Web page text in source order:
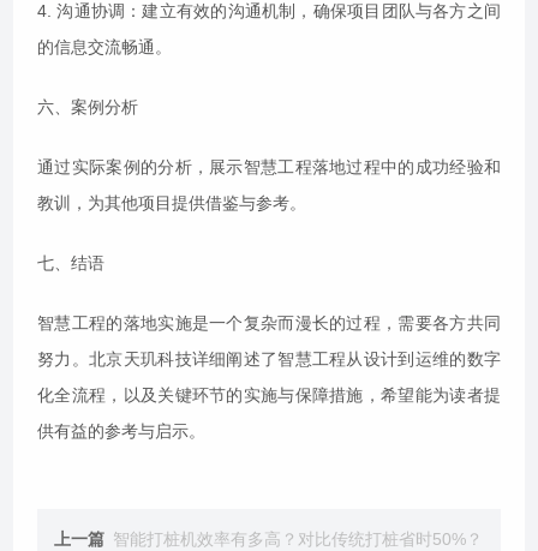
4. 沟通协调：建立有效的沟通机制，确保项目团队与各方之间
的信息交流畅通。
六、案例分析
通过实际案例的分析，展示智慧工程落地过程中的成功经验和
教训，为其他项目提供借鉴与参考。
七、结语
智慧工程的落地实施是一个复杂而漫长的过程，需要各方共同
努力。北京天玑科技详细阐述了智慧工程从设计到运维的数字
化全流程，以及关键环节的实施与保障措施，希望能为读者提
供有益的参考与启示。
上一篇 智能打桩机效率有多高？对比传统打桩省时50%？